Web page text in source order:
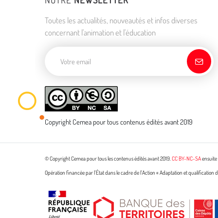
Toutes les actualités, nouveautés et infos diverses
concernant l'animation et l'éducation
Copyright Cemea pour tous contenus édités avant 2019
© Copyright Cemea pour tous les contenus édités avant 2019.CC BY-NC-SA
Opération financée par l’État dans le cadre de l’Action « Adaptation et